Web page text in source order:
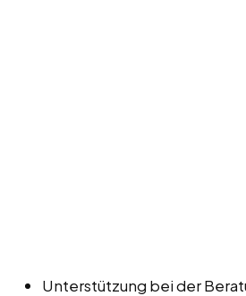
Unterstützung bei der